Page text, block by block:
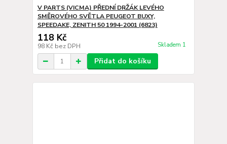
V PARTS (VICMA) PŘEDNÍ DRŽÁK LEVÉHO
SMĚROVÉHO SVĚTLA PEUGEOT BUXY,
SPEEDAKE, ZENITH 50 1994-2001 (6823)
118 Kč
98 Kč bez DPH Skladem 1
Přidat do košíku